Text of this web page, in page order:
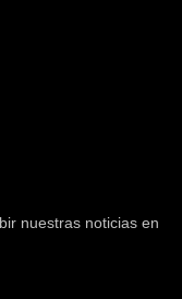
nuestras noticias en